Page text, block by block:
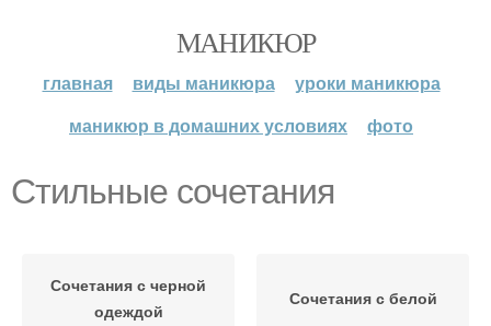
МАНИКЮР
главная виды маникюра
уроки маникюра
маникюр в домашних условиях
фото
Стильные сочетания
Сочетания с черной
одеждой
Сочетания с белой